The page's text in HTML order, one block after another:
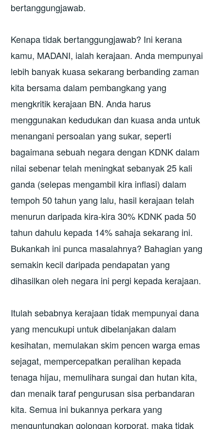
bertanggungjawab.
Kenapa tidak bertanggungjawab? Ini kerana
kamu, MADANI, ialah kerajaan. Anda mempunyai
lebih banyak kuasa sekarang berbanding zaman
kita bersama dalam pembangkang yang
mengkritik kerajaan BN. Anda harus
menggunakan kedudukan dan kuasa anda untuk
menangani persoalan yang sukar, seperti
bagaimana sebuah negara dengan KDNK dalam
nilai sebenar telah meningkat sebanyak 25 kali
ganda (selepas mengambil kira inflasi) dalam
tempoh 50 tahun yang lalu, hasil kerajaan telah
menurun daripada kira-kira 30% KDNK pada 50
tahun dahulu kepada 14% sahaja sekarang ini.
Bukankah ini punca masalahnya? Bahagian yang
semakin kecil daripada pendapatan yang
dihasilkan oleh negara ini pergi kepada kerajaan.
Itulah sebabnya kerajaan tidak mempunyai dana
yang mencukupi untuk dibelanjakan dalam
kesihatan, memulakan skim pencen warga emas
sejagat, mempercepatkan peralihan kepada
tenaga hijau, memulihara sungai dan hutan kita,
dan menaik taraf pengurusan sisa perbandaran
kita. Semua ini bukannya perkara yang
menguntungkan golongan korporat, maka tidak